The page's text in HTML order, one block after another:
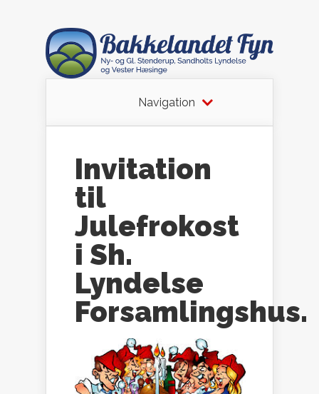
Navigation
Invitation
til
Julefrokost
i Sh.
Lyndelse
Forsamlingshus.